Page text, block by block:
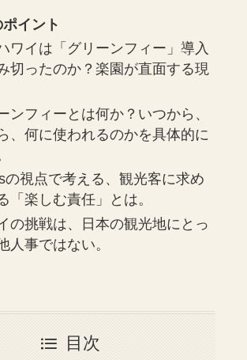
イント
ワイは「グリーンフィー」導入
切ったのか？楽園が直面する現
ンフィーとは何か？いつから、
、何に使われるのかを具体的に
の視点で考える、観光客に求め
「楽しむ責任」とは。
の挑戦は、日本の観光地にとっ
人事ではない。
目次